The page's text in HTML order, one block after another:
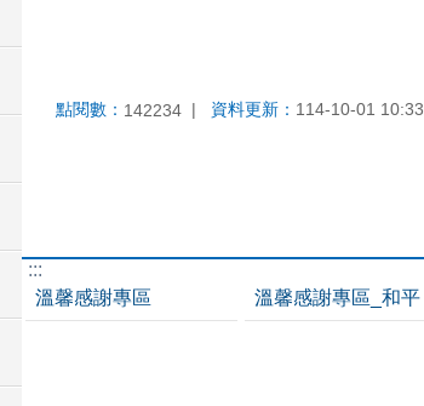
點閱數： 142234 資料更新： 114-10-01 10:33
:::
溫馨感謝專區
溫馨感謝專區_和平